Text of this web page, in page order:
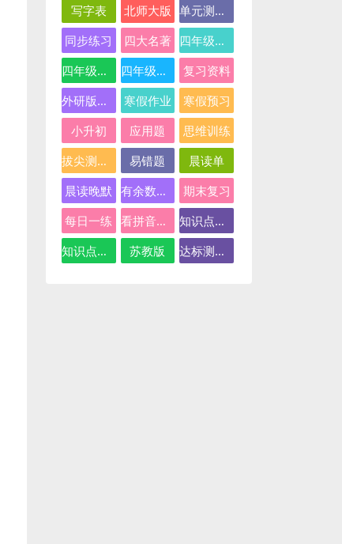
写字表
北师大版
单元测试卷
同步练习
四大名著
四年级下册语文
四年级数学
四年级语文
复习资料
外研版三起点
寒假作业
寒假预习
小升初
应用题
思维训练
拔尖测试卷
易错题
晨读单
晨读晚默
有余数的除法
期末复习
每日一练
看拼音写词语
知识点总结
知识点汇总
苏教版 达标测试卷